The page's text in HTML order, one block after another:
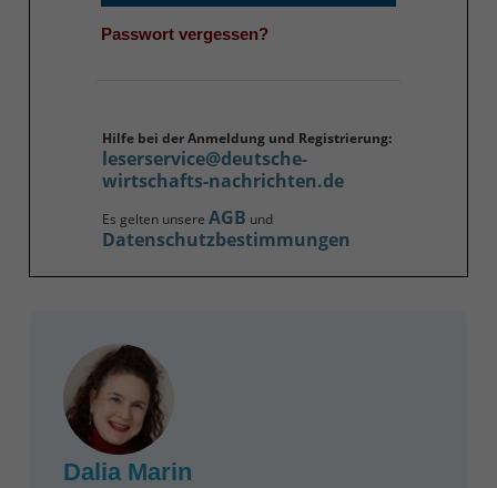
Passwort vergessen?
Hilfe bei der Anmeldung und Registrierung:
leserservice@deutsche-
wirtschafts-nachrichten.de
Es gelten unsere AGB und
Datenschutzbestimmungen
Dalia Marin